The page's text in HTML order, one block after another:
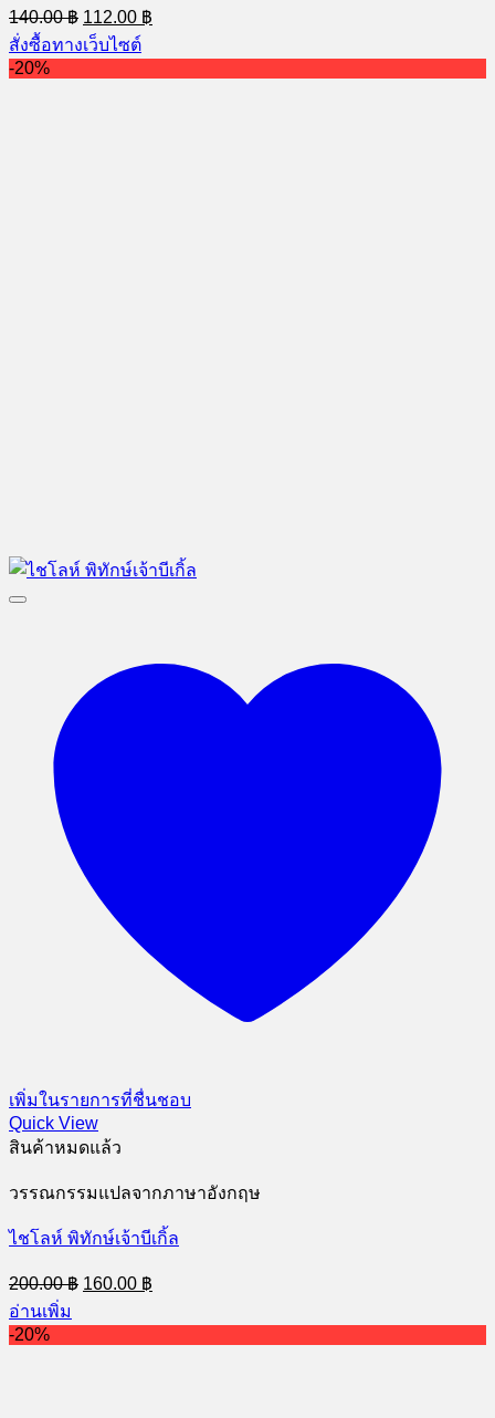
140.00฿ Original
price
was:
140.00 ฿.
112.00 ฿
price
112.00 ฿.
สั่งซื้อทางเว็บไซต์
-20%
เพิ่มในรายการที่ชื่นชอบ
Quick View
สินค้าหมดแล้ว
วรรณกรรมแปลจากภาษาอังกฤษ
ไชโลห์ พิทักษ์เจ้าบีเกิ้ล
200.00฿ Original
price
200.00 ฿.
160.00 ฿
price
160.00 ฿.
อ่านเพิ่ม
-20%